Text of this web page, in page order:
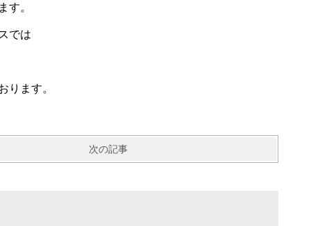
す。
では
ります。
次の記事